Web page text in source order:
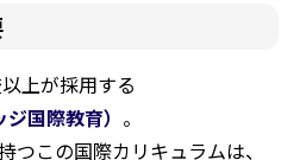
上が採用する
国際教育） 。
つこの国際カリキュラムは、